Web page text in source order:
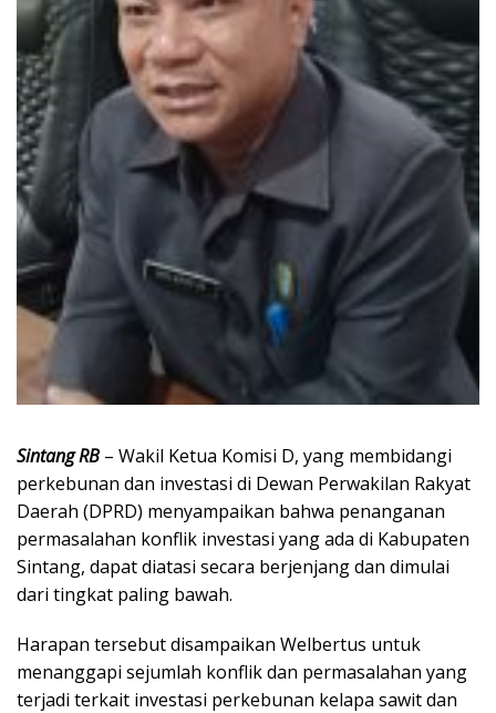
Sintang RB – Wakil Ketua Komisi D, yang membidangi
perkebunan dan investasi di Dewan Perwakilan Rakyat
Daerah (DPRD) menyampaikan bahwa penanganan
permasalahan konflik investasi yang ada di Kabupaten
Sintang, dapat diatasi secara berjenjang dan dimulai
dari tingkat paling bawah.
Harapan tersebut disampaikan Welbertus untuk
menanggapi sejumlah konflik dan permasalahan yang
terjadi terkait investasi perkebunan kelapa sawit dan